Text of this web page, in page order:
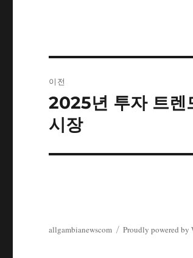
탐
색
이전
이
전
글:
2025년 투자 트렌
시장
allgambianewscom Proudly powered by